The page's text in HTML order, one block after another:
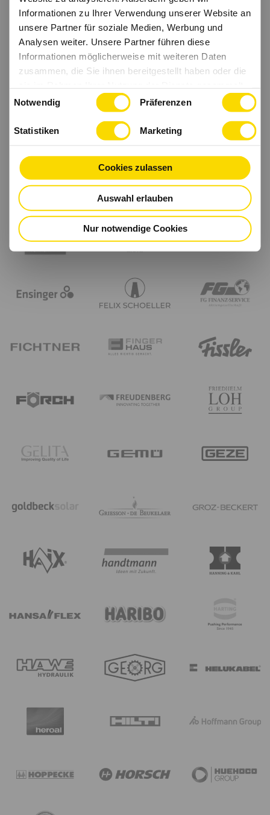
Informationen zu Ihrer Verwendung unserer Website an
unsere Partner für soziale Medien, Werbung und
Analysen weiter. Unsere Partner führen diese
Informationen möglicherweise mit weiteren Daten
zusammen, die Sie ihnen bereitgestellt haben oder die
haben.
Notwendig Präferenzen
Statistiken Marketing
Cookies zulassen
Auswahl erlauben
Nur notwendige Cookies